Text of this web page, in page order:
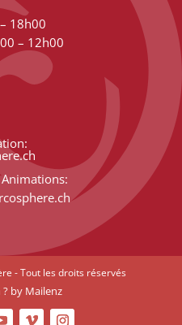
18h00
– 12h00
- Tout les droits réservés
by Mailenz